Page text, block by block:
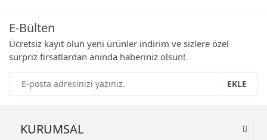
Ürün resmi kalitesiz, bozuk veya görüntülenemiyor.
Ürün açıklamasında eksik bilgiler bulunuyor.
Ürün fiyatı diğer sitelerden daha pahalı.
E-Bülten
Ücretsiz kayıt olun yeni ürünler indirim ve sizlere özel
sürpriz fırsatlardan anında haberiniz olsun!
EKLE
KURUMSAL